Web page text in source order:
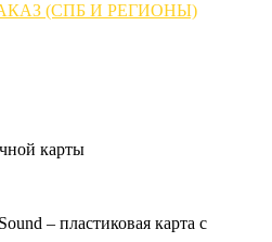
(СПБ И РЕГИОНЫ)
карты
– пластиковая карта с